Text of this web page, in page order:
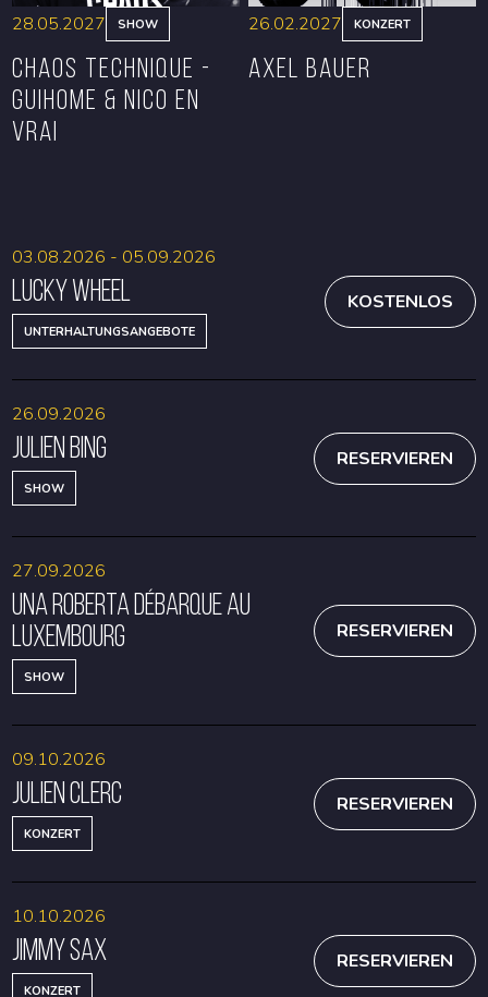
28.05.2027 SHOW
CHAOS TECHNIQUE -
GUIHOME & NICO EN
VRAI
26.02.2027 KONZERT
Axel Bauer
Lucky Wheel
UNTERHALTUNGSANGEBOTE
03.08.2026 - 05.09.2026
KOSTENLOS
Julien Bing
SHOW
26.09.2026
RESERVIEREN
Una Roberta débarque au
Luxembourg
SHOW
27.09.2026
RESERVIEREN
Julien Clerc
KONZERT
09.10.2026
RESERVIEREN
Jimmy Sax
KONZERT
10.10.2026
RESERVIEREN